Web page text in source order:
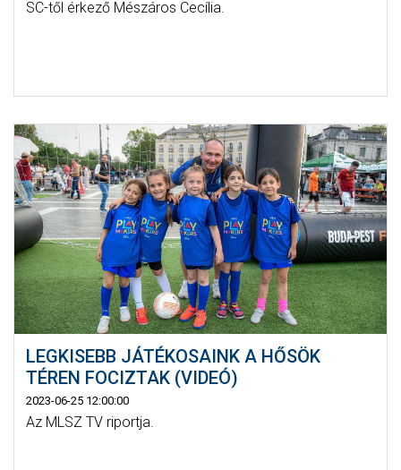
SC-től érkező Mészáros Cecília.
LEGKISEBB JÁTÉKOSAINK A HŐSÖK
TÉREN FOCIZTAK (VIDEÓ)
2023-06-25 12:00:00
Az MLSZ TV riportja.